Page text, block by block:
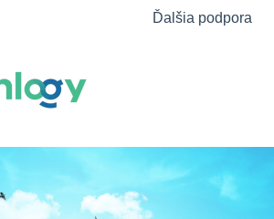
Ďalšia podpora